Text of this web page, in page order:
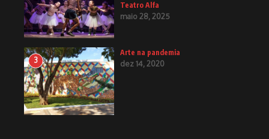
Teatro Alfa
maio 28, 2025
3
Arte na pandemia
dez 14, 2020